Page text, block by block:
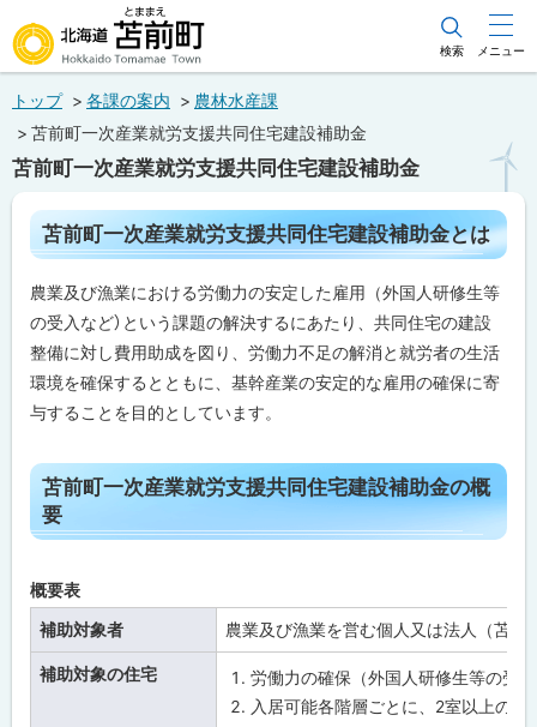
文
メ
ュ
北海道苫前町
Hokkaido Tomamae Town
検索 メニュー
トップ 各課の案内
農林水産課
苫前町一次産業就労支援共同住宅建設補助金
苫前町一次産業就労支援共同住宅建設補助金
ペ
ー
ジ
内
目
次
苫
前
町
一
次
業
就
労
支
援
同
住
宅
建
設
補
苫前町一次産業就労支援共同住宅建設補助金とは
農業及び漁業における労働力の安定した雇用（外国人研修生等
の受入など）という課題の解決するにあたり、共同住宅の建設
整備に対し費用助成を図り、労働力不足の解消と就労者の生活
環境を確保するとともに、基幹産業の安定的な雇用の確保に寄
与することを目的としています。
ト
ッ
プ
戻
る
苫前町一次産業就労支援共同住宅建設補助金の概
要
概要表
補助対象者 農業及び漁業を営む個人又は法人（苫前
補助対象の住宅
労働力の確保（外国人研修生等の受
入居可能各階層ごとに、2室以上の居